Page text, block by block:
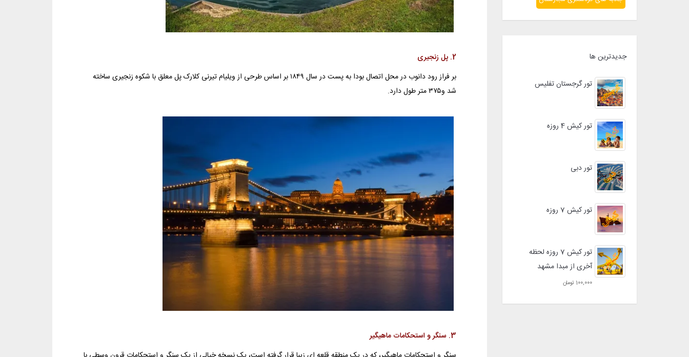
جدیدترین ها
تور گرجستان تفلیس
تور کیش 4 روزه
تور دبی
تور کیش 7 روزه
تور کیش 7 روزه لحظه
آخری از مبدا مشهد
100,000 تومان
2. پل زنجیری
بر فراز رود دانوب در محل اتصال بودا به پست در سال ۱۸۴۹ بر اساس طرحی از ویلیام تیرنی کلارک پل معلق با شکوه زنجیری ساخته
شد و۳۷۵ متر طول دارد.
3. سنگر و استحکامات ماهیگیر